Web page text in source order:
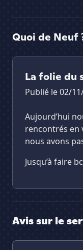
Quoi de Neuf
La folie du
Publié le 02/
Aujourd’hui
rencontrés en
nous avons
Jusqu’à faire
Avis sur le